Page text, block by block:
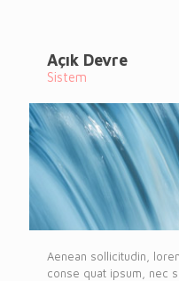
Açık Devre
Sistem
Aenean sollicitudin,
conse quat ipsum, nec